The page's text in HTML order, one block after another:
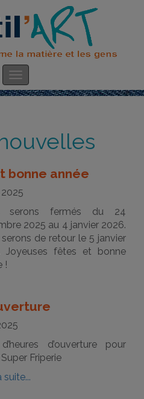
bonne année
serons fermés du 24
2025 au 4 janvier 2026.
serons de retour le 5 janvier
Joyeuses fêtes et bonne
!
d’ouverture pour
Friperie
suite...